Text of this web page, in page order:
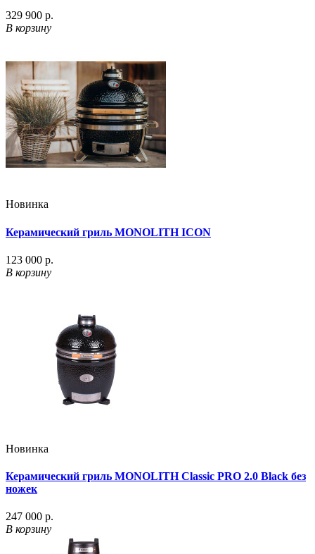
329 900 р.
В корзину
Новинка
Керамический гриль MONOLITH ICON
123 000 р.
В корзину
Новинка
Керамический гриль MONOLITH Classic PRO 2.0 Black без
ножек
247 000 р.
В корзину